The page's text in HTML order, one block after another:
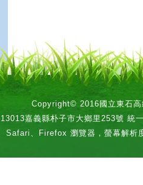
Copyright© 2016國立東石高
嘉義縣朴子市大鄉里253號 統
Safari、Firefox 瀏覽器，螢幕解